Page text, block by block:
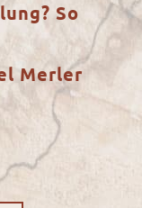
So
Merler